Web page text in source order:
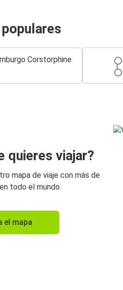
Corstorphine
quieres viajar?
mapa de viaje con más de
todo el mundo.
el mapa